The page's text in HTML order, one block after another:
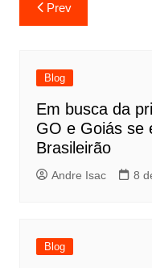
Prev
Blog
Em busca da
GO e Goiás se
Brasileirão
Andre Isac 8
Blog